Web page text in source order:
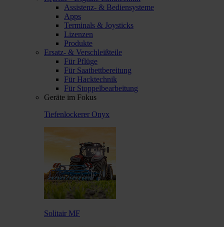
Assistenz- & Bediensysteme
Apps
Terminals & Joysticks
Lizenzen
Produkte
Ersatz- & Verschleißteile
Für Pflüge
Für Saatbettbereitung
Für Hacktechnik
Für Stoppelbearbeitung
Geräte im Fokus
Tiefenlockerer Onyx
Solitair MF